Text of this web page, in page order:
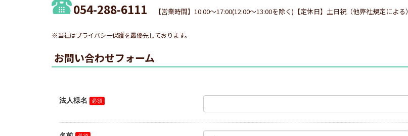
054-288-6111 【営業時間】10:00～17:00(12:00～13:00を除く)【定休日】土日祝（他弊社規定による）
※当社はプライバシー保護を最優先しております。
お問い合わせフォーム